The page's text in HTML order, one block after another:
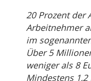
20 Prozent der
Arbeitnehmer
im
Über 5
weniger als 8
Mindestens